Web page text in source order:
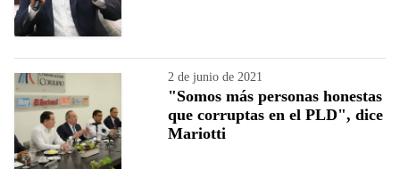
2 de junio de 2021
"Somos más personas honestas
que corruptas en el PLD", dice
Mariotti